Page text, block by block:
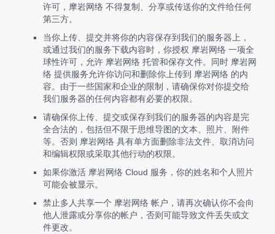
许可，摩岩网络 不得复制、分享或传送你的文件给任何
第三方。
当你上传、提交并将你的内容保存到我们的服务器上，
或通过我们的服务下载内容时，你授权 摩岩网络 一项全
球性许可，允许 摩岩网络 托管和保存文件。同时 摩岩网
络 提供服务允许你访问和删除你上传到 摩岩网络 的内
容。由于一些国家和企业的限制，请确保你对你提交给
我们服务器的任何内容都有必要的权限。
请确保你上传、提交或保存到我们的服务器的内容是完
全合法的，包括但不限于思维导图的文本、照片、附件
等。否则 摩岩网络 具有单方面删除非法文件、取消访问
和编辑权限或采取其他行动的权限。
如果你激活 摩岩网络 Cloud 服务，你的姓名和个人照片
可能会被显示。
禁止多人共享一个 摩岩网络 帐户，请再次确认你不会向
他人泄露或分享你的帐户，否则可能导致文件丢失或文
件更改。